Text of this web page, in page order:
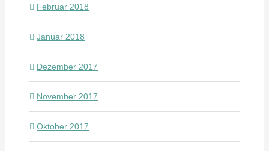
Februar 2018
Januar 2018
Dezember 2017
November 2017
Oktober 2017